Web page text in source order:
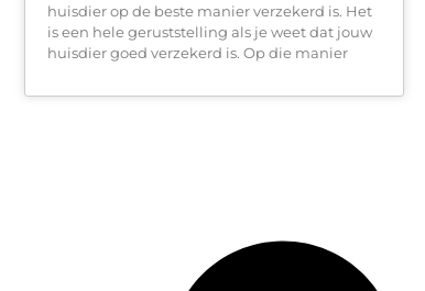
huisdier op de beste manier verzekerd is. Het
is een hele geruststelling als je weet dat jouw
huisdier goed verzekerd is. Op die manier